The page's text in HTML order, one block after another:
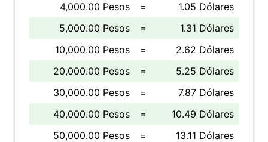
4,000.00 Pesos
=
1.05 Dólares
5,000.00 Pesos
=
1.31 Dólares
10,000.00 Pesos
=
2.62 Dólares
20,000.00 Pesos
=
5.25 Dólares
30,000.00 Pesos
=
7.87 Dólares
40,000.00 Pesos
=
10.49 Dólares
50,000.00 Pesos
=
13.11 Dólares